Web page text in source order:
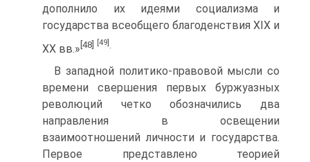
дополнило их идеями социализма и
государства всеобщего благоденствия XIX и
XX вв.» [48] [49]
В западной политико-правовой мысли со
времени свершения первых буржуазных
революций четко обозначились два
направления в освещении
взаимоотношений личности и государства.
Первое представлено теорией